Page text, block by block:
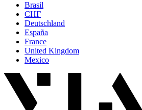
Brasil
СНГ
Deutschland
España
France
United Kingdom
Mexico